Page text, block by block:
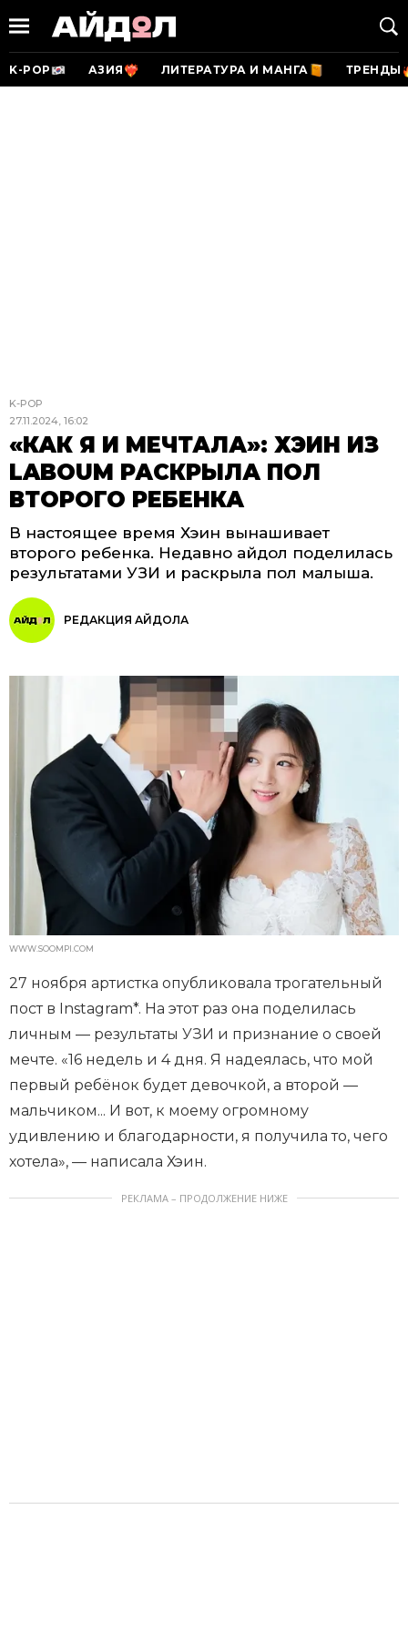
K-POP АЗИЯ ЛИТЕРАТУРА И МАНГА ТРЕНДЫ
K-POP
27.11.2024, 16:02
«КАК Я И МЕЧТАЛА»: ХЭИН ИЗ
LABOUM РАСКРЫЛА ПОЛ
ВТОРОГО РЕБЕНКА
В настоящее время Хэин вынашивает
второго ребенка. Недавно айдол поделилась
результатами УЗИ и раскрыла пол малыша.
РЕДАКЦИЯ АЙДОЛА
WWW.SOOMPI.COM
27 ноября артистка опубликовала трогательный
пост в Instagram*. На этот раз она поделилась
личным — результаты УЗИ и признание о своей
мечте. «16 недель и 4 дня. Я надеялась, что мой
первый ребёнок будет девочкой, а второй —
мальчиком... И вот, к моему огромному
удивлению и благодарности, я получила то, чего
хотела», — написала Хэин.
РЕКЛАМА – ПРОДОЛЖЕНИЕ НИЖЕ